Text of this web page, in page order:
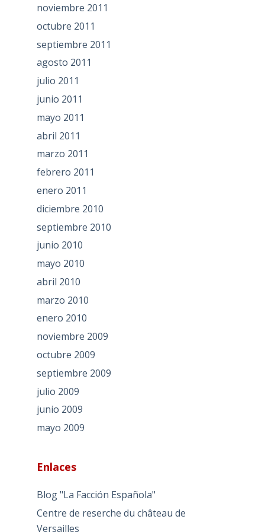
noviembre 2011
octubre 2011
septiembre 2011
agosto 2011
julio 2011
junio 2011
mayo 2011
abril 2011
marzo 2011
febrero 2011
enero 2011
diciembre 2010
septiembre 2010
junio 2010
mayo 2010
abril 2010
marzo 2010
enero 2010
noviembre 2009
octubre 2009
septiembre 2009
julio 2009
junio 2009
mayo 2009
Enlaces
Blog "La Facción Española"
Centre de reserche du château de
Versailles